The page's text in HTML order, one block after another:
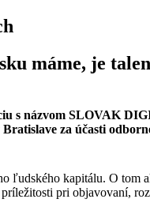
máme, je
s názvom SLOVAK
za účasti
ľudského kapitálu. O
pri objavovaní,